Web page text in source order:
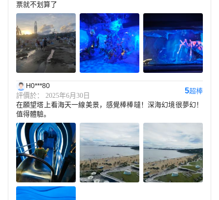
票就不划算了
H0***80
評價於： 2025年6月30日
5超棒
在願望塔上看海天一線美景，感覺棒棒噠！深海幻境很夢幻！
值得體驗。